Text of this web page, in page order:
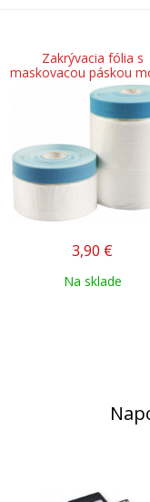
Zakrývacia fólia s
maskovacou páskou
3,90 €
Na sklade